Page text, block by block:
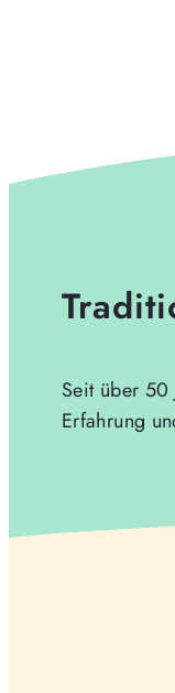
Seit über 50
Erfahrung